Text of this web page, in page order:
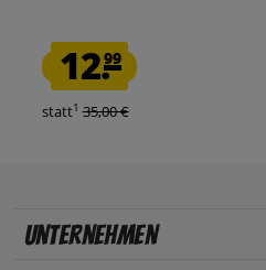
12.99
statt1 35,00 €
Unternehmen